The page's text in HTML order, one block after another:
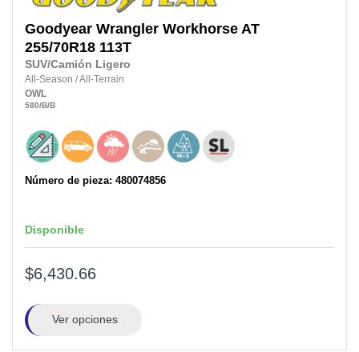
Goodyear Wrangler Workhorse AT
255/70R18 113T
SUV/Camión Ligero
All-Season /All-Terrain
OWL
580/B/B
Número de pieza: 480074856
Disponible
$6,430.66
Ver opciones